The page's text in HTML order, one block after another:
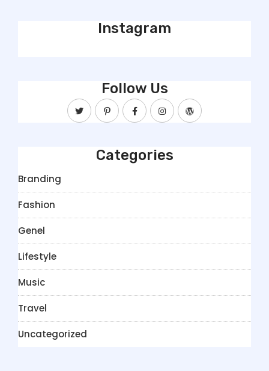
Instagram
Follow Us
Categories
Branding
Fashion
Genel
Lifestyle
Music
Travel
Uncategorized